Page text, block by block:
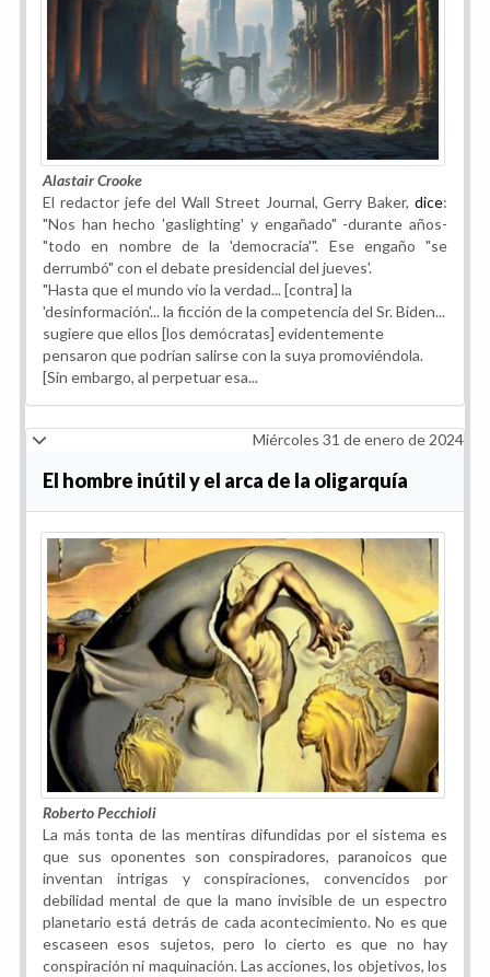
Alastair Crooke
El redactor jefe del Wall Street Journal, Gerry Baker, dice:
"Nos han hecho 'gaslighting' y engañado" -durante años-
"todo en nombre de la 'democracia'". Ese engaño "se
derrumbó" con el debate presidencial del jueves'.
"Hasta que el mundo vio la verdad... [contra] la
'desinformación'... la ficción de la competencia del Sr. Biden...
sugiere que ellos [los demócratas] evidentemente
pensaron que podrían salirse con la suya promoviéndola.
[Sin embargo, al perpetuar esa...
Miércoles 31 de enero de 2024
El hombre inútil y el arca de la oligarquía
Roberto Pecchioli
La más tonta de las mentiras difundidas por el sistema es
que sus oponentes son conspiradores, paranoicos que
inventan intrigas y conspiraciones, convencidos por
debilidad mental de que la mano invisible de un espectro
planetario está detrás de cada acontecimiento. No es que
escaseen esos sujetos, pero lo cierto es que no hay
conspiración ni maquinación. Las acciones, los objetivos, los